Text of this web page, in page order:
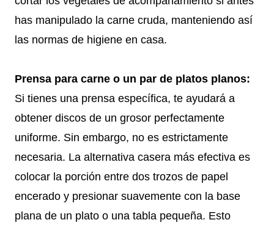
has manipulado la carne cruda, manteniendo así
las normas de higiene en casa.
Prensa para carne o un par de platos planos:
Si tienes una prensa específica, te ayudará a
obtener discos de un grosor perfectamente
uniforme. Sin embargo, no es estrictamente
necesaria. La alternativa casera más efectiva es
colocar la porción entre dos trozos de papel
encerado y presionar suavemente con la base
plana de un plato o una tabla pequeña. Esto